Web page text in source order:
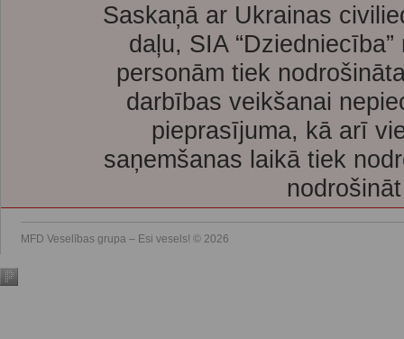
Saskaņā ar Ukrainas
daļu, SIA
personām tiek
darbības veikšanai
pieprasījuma, kā arī
saņemšanas laikā tiek
MFD Veselības grupa – Esi vesels! © 2026